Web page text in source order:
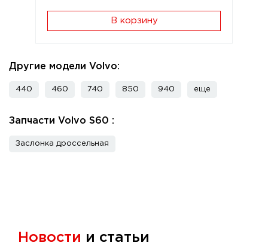
В корзину
Другие модели Volvo:
440 460 740 850 940 еще
Запчасти Volvo S60 :
Заслонка дроссельная
Новости и статьи